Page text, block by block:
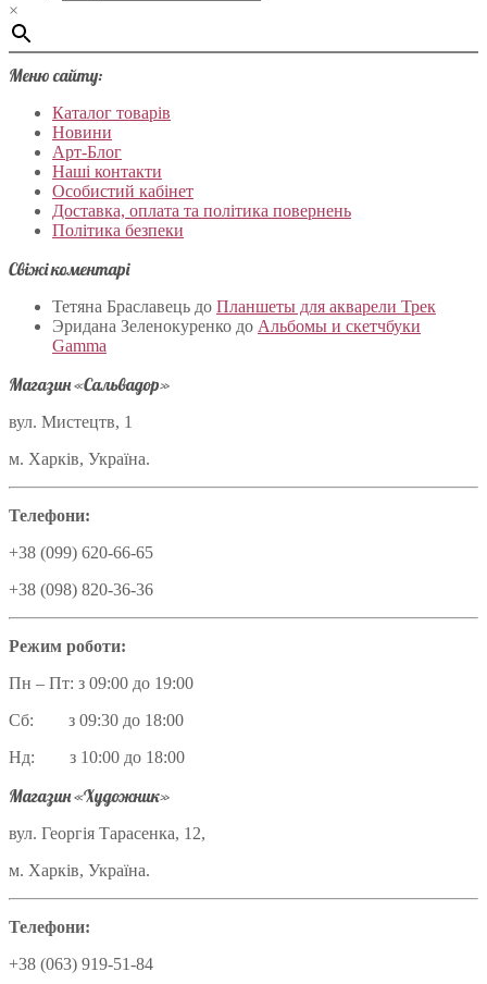
×
Меню сайту:
Каталог товарів
Новини
Арт-Блог
Наші контакти
Особистий кабінет
Доставка, оплата та політика повернень
Політика безпеки
Свіжі коментарі
Тетяна Браславець до Планшеты для акварели Трек
Эридана Зеленокуренко до Альбомы и скетчбуки
Gamma
Магазин «Сальвадор»
вул. Мистецтв, 1
м. Харків, Україна.
Телефони:
+38 (099) 620-66-65
+38 (098) 820-36-36
Режим роботи:
Пн – Пт: з 09:00 до 19:00
Сб: з 09:30 до 18:00
Нд: з 10:00 до 18:00
Магазин «Художник»
вул. Георгія Тарасенка, 12,
м. Харків, Україна.
Телефони:
+38 (063) 919-51-84